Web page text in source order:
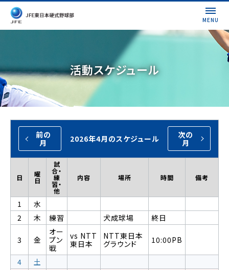
MENU
活動スケジュール
前の
月
2026年4月のスケジュール
次の
月
日 曜
日
試
合・
練
習・
他
内容 場所 時間 備考
1
水
2
木 練習 犬成球場 終日
3 金
オー
プン
戦
vs NTT
東日本
NTT東日本
グラウンド
10:00PB
4
土